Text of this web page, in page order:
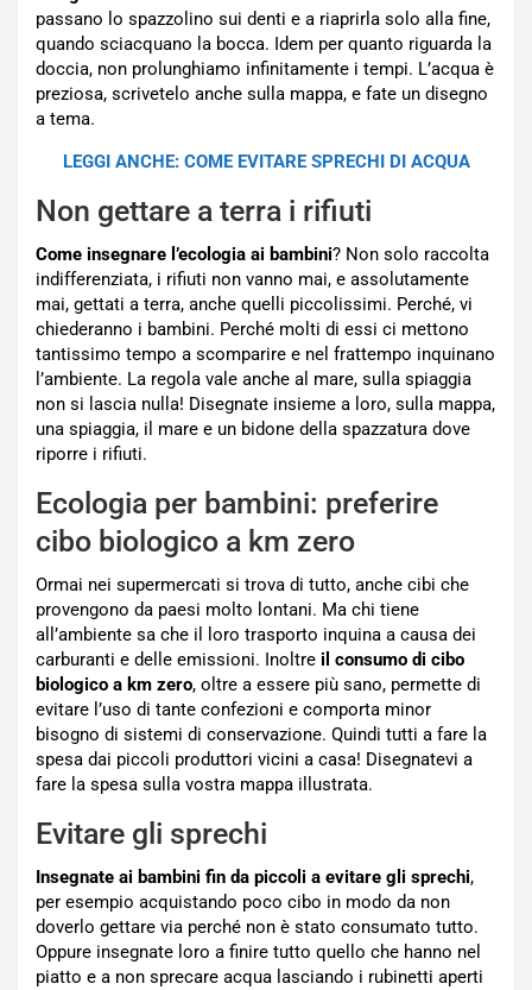
passano lo spazzolino sui denti e a riaprirla solo alla fine,
quando sciacquano la bocca. Idem per quanto riguarda la
doccia, non prolunghiamo infinitamente i tempi. L’acqua è
preziosa, scrivetelo anche sulla mappa, e fate un disegno
a tema.
LEGGI ANCHE: COME EVITARE SPRECHI DI ACQUA
Non gettare a terra i rifiuti
Come insegnare l’ecologia ai bambini? Non solo raccolta
indifferenziata, i rifiuti non vanno mai, e assolutamente
mai, gettati a terra, anche quelli piccolissimi. Perché, vi
chiederanno i bambini. Perché molti di essi ci mettono
tantissimo tempo a scomparire e nel frattempo inquinano
l’ambiente. La regola vale anche al mare, sulla spiaggia
non si lascia nulla! Disegnate insieme a loro, sulla mappa,
una spiaggia, il mare e un bidone della spazzatura dove
riporre i rifiuti.
Ecologia per bambini: preferire
cibo biologico a km zero
Ormai nei supermercati si trova di tutto, anche cibi che
provengono da paesi molto lontani. Ma chi tiene
all’ambiente sa che il loro trasporto inquina a causa dei
carburanti e delle emissioni. Inoltre il consumo di cibo
biologico a km zero, oltre a essere più sano, permette di
evitare l’uso di tante confezioni e comporta minor
bisogno di sistemi di conservazione. Quindi tutti a fare la
spesa dai piccoli produttori vicini a casa! Disegnatevi a
fare la spesa sulla vostra mappa illustrata.
Evitare gli sprechi
Insegnate ai bambini fin da piccoli a evitare gli sprechi,
per esempio acquistando poco cibo in modo da non
doverlo gettare via perché non è stato consumato tutto.
Oppure insegnate loro a finire tutto quello che hanno nel
piatto e a non sprecare acqua lasciando i rubinetti aperti